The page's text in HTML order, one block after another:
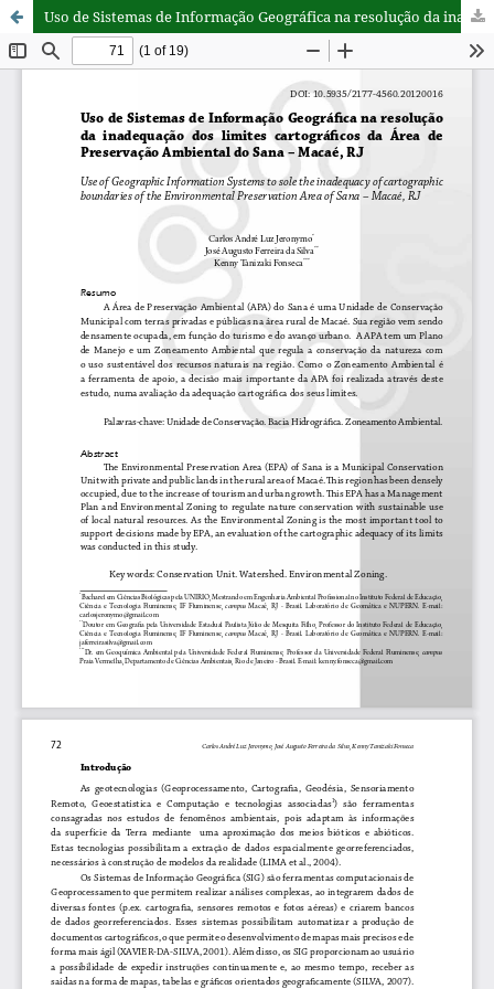
Uso de Sistemas de Informação Geográfica na resolução da inadequação dos limites cartográficos da Área de Preservação Ambiental do Sana – Macaé, RJ